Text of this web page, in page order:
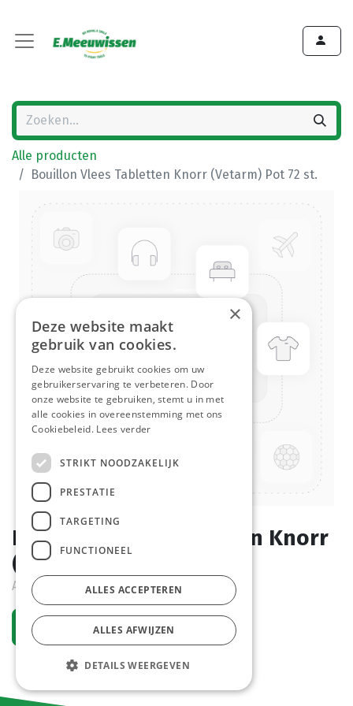
Alle producten
Bouillon Vlees Tabletten Knorr (Vetarm) Pot 72 st.
Bouillon Vlees Tabletten Knorr
(Vetarm) Pot 72 st.
Actief
Vraag een account aan
×
Deze website maakt
gebruik van cookies.
Deze website gebruikt cookies om uw
gebruikerservaring te verbeteren. Door
onze website te gebruiken, stemt u in met
alle cookies in overeenstemming met ons
Cookiebeleid. Lees verder
STRIKT NOODZAKELIJK
PRESTATIE
TARGETING
FUNCTIONEEL
ALLES ACCEPTEREN
ALLES AFWIJZEN
DETAILS WEERGEVEN